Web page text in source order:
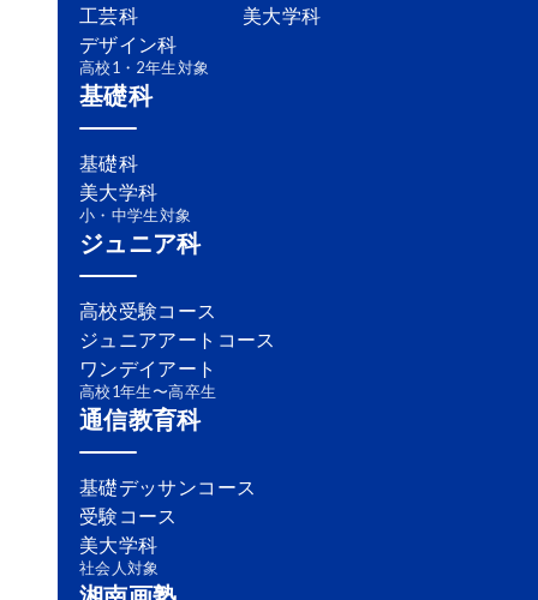
工芸科
デザイン科
美大学科
高校1・2年生対象
基礎科
基礎科
美大学科
小・中学生対象
ジュニア科
高校受験コース
ジュニアアートコース
ワンデイアート
高校1年生〜高卒生
通信教育科
基礎デッサンコース
受験コース
美大学科
社会人対象